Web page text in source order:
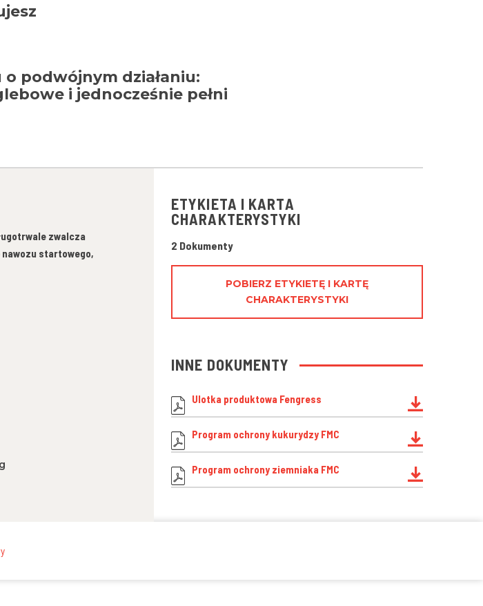
podwójnym działaniu:
i jednocześnie pełni
zwalcza
startowego,
ETYKIETA I KARTA
CHARAKTERYSTYKI
2 Dokumenty
POBIERZ ETYKIETĘ I KARTĘ
CHARAKTERYSTYKI
INNE DOKUMENTY
Ulotka produktowa Fengress
Program ochrony kukurydzy FMC
Program ochrony ziemniaka FMC